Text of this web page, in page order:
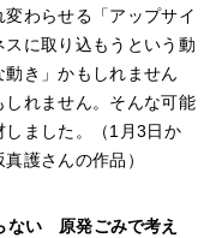
わらせる「アップサイ
に取り込もうという動
き」かもしれません
れません。そんな可能
ました。（1月3日か
護さんの作品）
ない 原発ごみで考え